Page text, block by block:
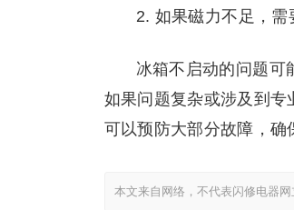
2. 如果磁力不足，需
冰箱不启动的问题可
如果问题复杂或涉及到
可以预防大部分故障，确
本文来自网络，不代表闪修电器